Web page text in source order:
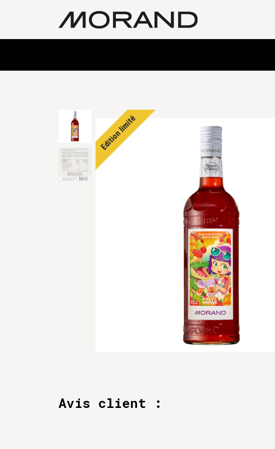
Edition limité
Avis client :